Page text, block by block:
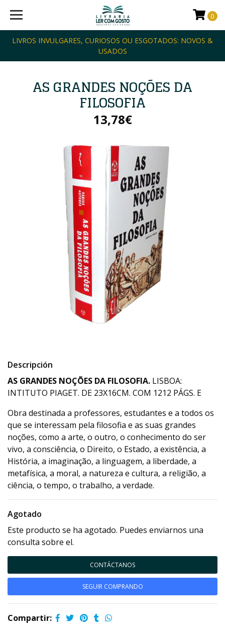
LIVROS INVULGARES, CURIOSOS OU ESGOTADOS: NOVOS &
USADOS
0
AS GRANDES NOÇÕES DA
FILOSOFIA
13,78€
Descripción
AS GRANDES NOÇÕES DA FILOSOFIA. LISBOA:
INTITUTO PIAGET. DE 23X16CM. COM 1212 PÁGS. E
Obra destinada a professores, estudantes e a todos os
que se interessam pela filosofia e as suas grandes
noções, como a arte, o outro, o conhecimento do ser
vivo, a consciência, o Direito, o Estado, a existência, a
História, a imaginação, a linguagem, a liberdade, a
metafísica, a moral, a natureza e cultura, a religião, a
ciência, o tempo, o trabalho, a verdade.
Agotado
Este producto se ha agotado. Puedes enviarnos una
consulta sobre el.
CONTÁCTANOS
SEGUIR COMPRANDO
Compartir: